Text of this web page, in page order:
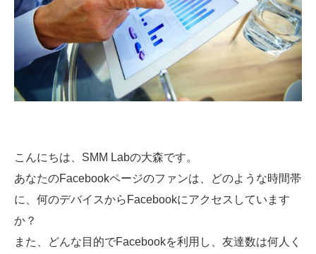
こんにちは、SMM Labの大森です。
あなたのFacebookページのファンは、どのような時間帯
に、何のデバイスからFacebookにアクセスしています
か？
また、どんな目的でFacebookを利用し、友達数は何人く